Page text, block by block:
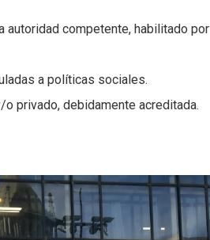
competente, habilitado por
a políticas sociales.
privado, debidamente acreditada.